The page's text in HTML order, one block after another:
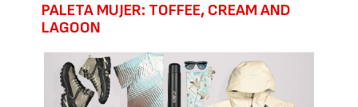
PALETA MUJER: TOFFEE, CREAM AND
LAGOON